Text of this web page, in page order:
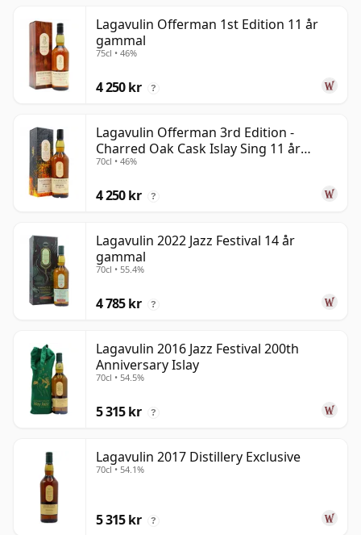
Lagavulin Offerman 1st Edition 11 år
gammal
75cl • 46%
4 250 kr ?
Lagavulin Offerman 3rd Edition -
Charred Oak Cask Islay Sing 11 år
gammal
70cl • 46%
4 250 kr ?
Lagavulin 2022 Jazz Festival 14 år
gammal
70cl • 55.4%
4 785 kr ?
Lagavulin 2016 Jazz Festival 200th
Anniversary Islay
70cl • 54.5%
5 315 kr ?
Lagavulin 2017 Distillery Exclusive
70cl • 54.1%
5 315 kr ?